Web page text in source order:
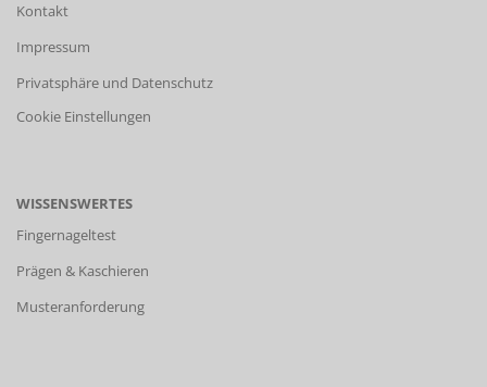
Kontakt
Impressum
Privatsphäre und Datenschutz
Cookie Einstellungen
WISSENSWERTES
Fingernageltest
Prägen & Kaschieren
Musteranforderung